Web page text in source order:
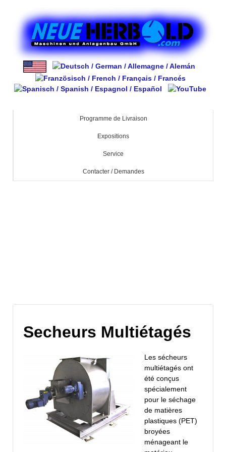
Programme de Livraison
Expositions
Service
Contacter / Demandes
Secheurs Multiétagés
Les sécheurs
multiétagés ont
été conçus
spécialement
pour le séchage
de matières
plastiques (PET)
broyées
ménageant le